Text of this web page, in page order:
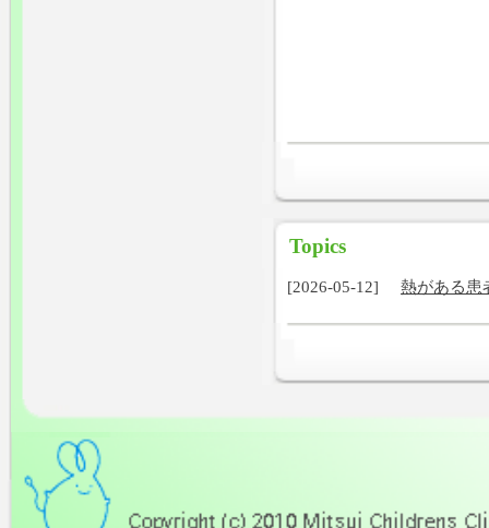
Topics
[2026-05-12] 熱がある患